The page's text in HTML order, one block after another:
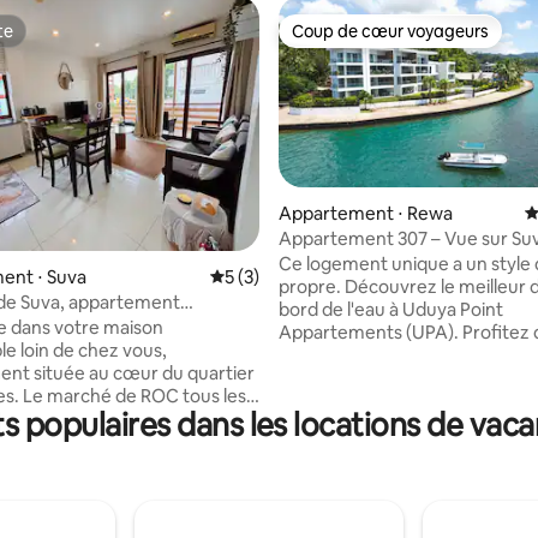
base de 143 commentaires : 4,85 sur 5
⋅ Suva Évaluation moyenne sur la base de 3
5 (3)
Suva, appartement
dans le quartier des affaires,
partout
dans votre maison
loin de chez vous,
située au cœur du quartier
Le marché de ROC tous les
les cafés, les clubs et un
de restaurants sont tous à
Coup de cœur voyageurs
Coup de cœur voyageurs
Appartement ⋅ Rewa
Appartement 307 – Vue sur
l'océan, grand balcon
Ce logement unique a un style
propre. Découvrez le meilleur
bord de l'eau à Uduya Point
Appartements (UPA). Profitez
appartements modernes
populaires dans les locations de